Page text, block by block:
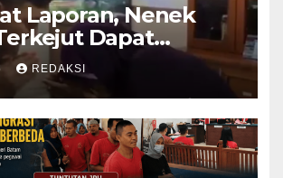
Laporan, Nenek
Dapat
dari Kabid Propam
Pol Eddwi
REDAKSI